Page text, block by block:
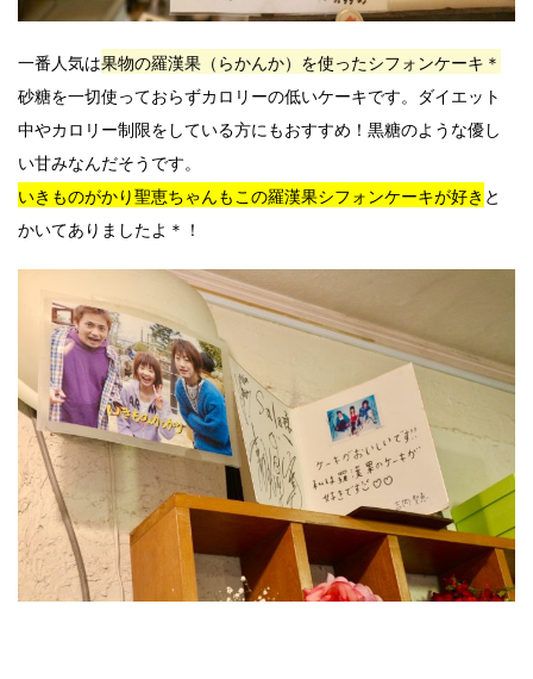
一番人気は果物の羅漢果（らかんか）を使ったシフォンケーキ＊
砂糖を一切使っておらずカロリーの低いケーキです。ダイエット
中やカロリー制限をしている方にもおすすめ！黒糖のような優し
い甘みなんだそうです。
いきものがかり聖恵ちゃんもこの羅漢果シフォンケーキが好き と
かいてありましたよ＊！